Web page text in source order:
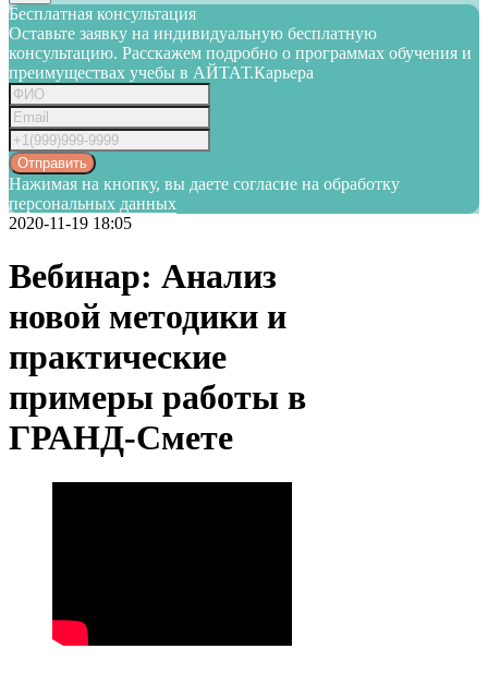
Бесплатная консультация
Оставьте заявку на индивидуальную бесплатную
консультацию. Расскажем подробно о программах обучения и
преимуществах учебы в АЙТАТ.Карьера
Отправить
Нажимая на кнопку, вы даете согласие на обработку
персональных данных
2020-11-19 18:05
Вебинар: Анализ
новой методики и
практические
примеры работы в
ГРАНД-Смете